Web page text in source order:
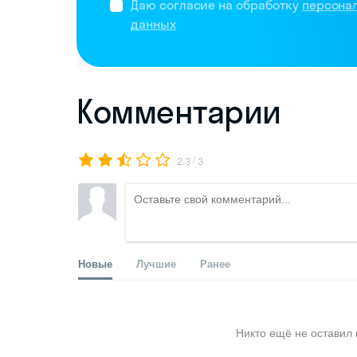
Даю согласие на обработку
данных
Комментарии
2.3/ 3
Новые Лучшие Ранее
Никто ещё не